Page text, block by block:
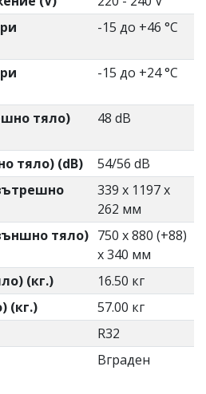
-15 до +46 °C
-15 до +24 °C
тяло)
48 dB
тяло) (dB)
54/56 dB
339 x 1197 x
262 мм
тяло) 750 x 880 (+88)
x 340 мм
(кг.)
16.50 кг
(кг.)
57.00 кг
R32
Вграден